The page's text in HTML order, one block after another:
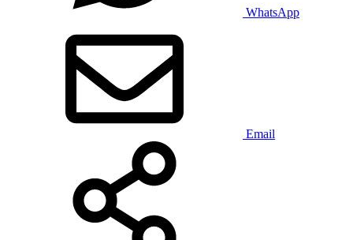
WhatsApp
Email